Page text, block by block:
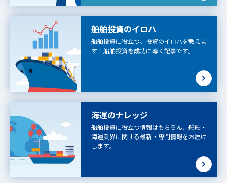
船舶投資のイロハ
船舶投資に役立つ、投資のイロハを教えま
す！船舶投資を成功に導く記事です。
海運のナレッジ
船舶投資に役立つ情報はもちろん、船舶・
海運業界に関する最新・専門情報をお届け
します。